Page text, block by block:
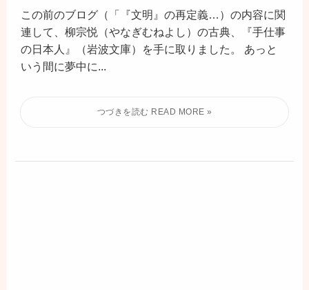
この前のブログ（「『文明』の再定義…）の内容に関
連して、柳宗悦（やなぎむねよし）の古典、『手仕事
の日本人』（岩波文庫）を手に取りました。 あっと
いう間に夢中に...